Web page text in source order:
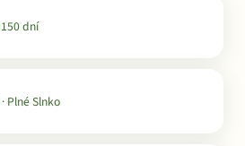
150 dní
Plné Slnko